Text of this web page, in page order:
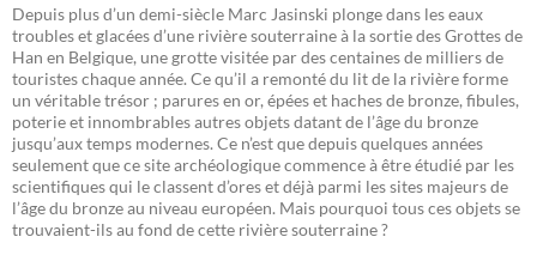
Depuis plus d’un demi-siècle Marc Jasinski plonge dans les eaux
troubles et glacées d’une rivière souterraine à la sortie des Grottes de
Han en Belgique, une grotte visitée par des centaines de milliers de
touristes chaque année. Ce qu’il a remonté du lit de la rivière forme
un véritable trésor ; parures en or, épées et haches de bronze, fibules,
poterie et innombrables autres objets datant de l’âge du bronze
jusqu’aux temps modernes. Ce n’est que depuis quelques années
seulement que ce site archéologique commence à être étudié par les
scientifiques qui le classent d’ores et déjà parmi les sites majeurs de
l’âge du bronze au niveau européen. Mais pourquoi tous ces objets se
trouvaient-ils au fond de cette rivière souterraine ?